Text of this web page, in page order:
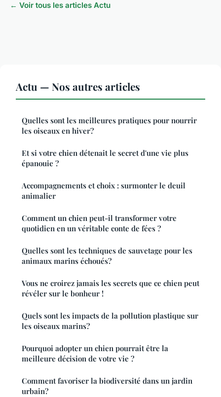
← Voir tous les articles Actu
Actu — Nos autres articles
Quelles sont les meilleures pratiques pour nourrir
les oiseaux en hiver?
Et si votre chien détenait le secret d'une vie plus
épanouie ?
Accompagnements et choix : surmonter le deuil
animalier
Comment un chien peut-il transformer votre
quotidien en un véritable conte de fées ?
Quelles sont les techniques de sauvetage pour les
animaux marins échoués?
Vous ne croirez jamais les secrets que ce chien peut
révéler sur le bonheur !
Quels sont les impacts de la pollution plastique sur
les oiseaux marins?
Pourquoi adopter un chien pourrait être la
meilleure décision de votre vie ?
Comment favoriser la biodiversité dans un jardin
urbain?